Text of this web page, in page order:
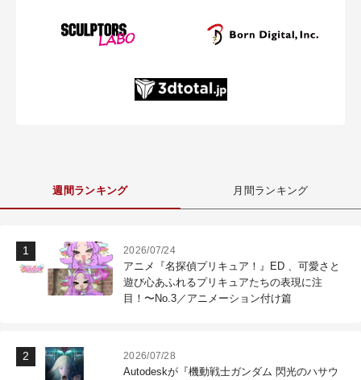
週間ランキング 月間ランキング
2026/07/24
アニメ『名探偵プリキュア！』ED 、可愛さと
遊び心あふれるプリキュアたちの表現に注
目！〜No.3／アニメーション付け篇
2026/07/28
Autodeskが『機動戦士ガンダム 閃光のハサウ